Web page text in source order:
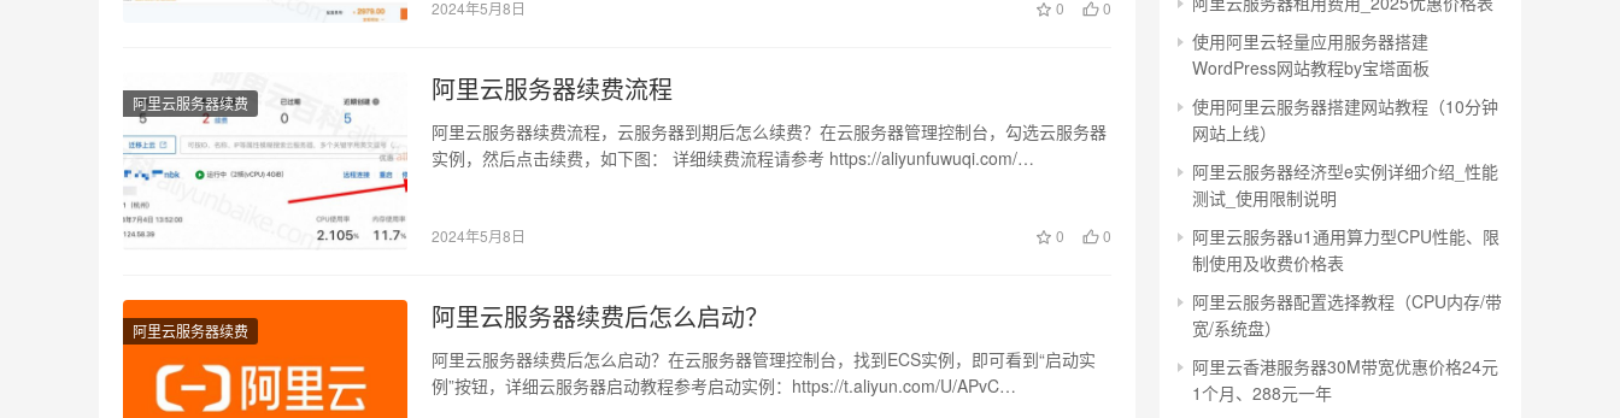
2024年5月8日 0 0
阿里云服务器续费 阿里云服务器续费流程
阿里云服务器续费流程，云服务器到期后怎么续费？在云服务器管理控制台，勾选云服务器
实例，然后点击续费，如下图： 详细续费流程请参考 https://aliyunfuwuqi.com/…
2024年5月8日 0 0
阿里云服务器续费 阿里云服务器续费后怎么启动？
阿里云服务器续费后怎么启动？在云服务器管理控制台，找到ECS实例，即可看到“启动实
例”按钮，详细云服务器启动教程参考启动实例：https://t.aliyun.com/U/APvC…
使用阿里云轻量应用服务器搭建
WordPress网站教程by宝塔面板
使用阿里云服务器搭建网站教程（10分钟
网站上线）
阿里云服务器经济型e实例详细介绍_性能
测试_使用限制说明
阿里云服务器u1通用算力型CPU性能、限
制使用及收费价格表
阿里云服务器配置选择教程（CPU内存/带
宽/系统盘）
阿里云香港服务器30M带宽优惠价格24元
1个月、288元一年